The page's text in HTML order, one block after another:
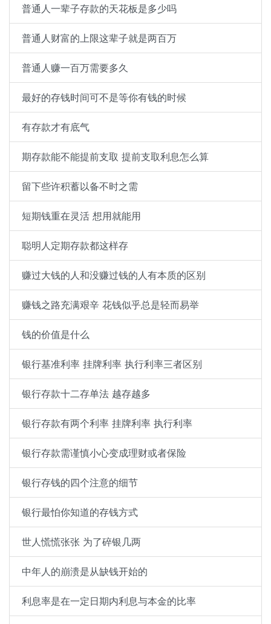
普通人一辈子存款的天花板是多少吗
普通人财富的上限这辈子就是两百万
普通人赚一百万需要多久
最好的存钱时间可不是等你有钱的时候
有存款才有底气
期存款能不能提前支取 提前支取利息怎么算
留下些许积蓄以备不时之需
短期钱重在灵活 想用就能用
聪明人定期存款都这样存
赚过大钱的人和没赚过钱的人有本质的区别
赚钱之路充满艰辛 花钱似乎总是轻而易举
钱的价值是什么
银行基准利率 挂牌利率 执行利率三者区别
银行存款十二存单法 越存越多
银行存款有两个利率 挂牌利率 执行利率
银行存款需谨慎小心变成理财或者保险
银行存钱的四个注意的细节
银行最怕你知道的存钱方式
世人慌慌张张 为了碎银几两
中年人的崩溃是从缺钱开始的
利息率是在一定日期内利息与本金的比率